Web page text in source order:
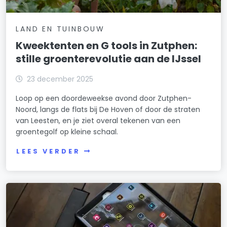
LAND EN TUINBOUW
Kweektenten en G tools in Zutphen:
stille groenterevolutie aan de IJssel
23 december 2025
Loop op een doordeweekse avond door Zutphen-
Noord, langs de flats bij De Hoven of door de straten
van Leesten, en je ziet overal tekenen van een
groentegolf op kleine schaal.
LEES VERDER